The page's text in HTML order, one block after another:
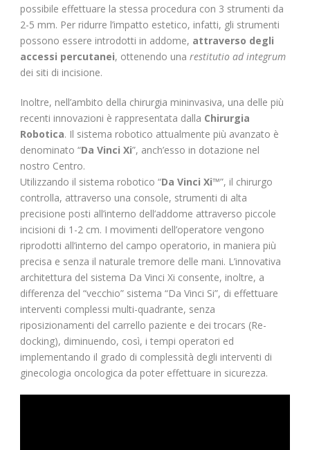
possibile effettuare la stessa procedura con 3 strumenti da
2-5 mm. Per ridurre l’impatto estetico, infatti, gli strumenti
possono essere introdotti in addome, attraverso degli
accessi percutanei, ottenendo una restitutio ad integrum
dei siti di incisione.
Inoltre, nell’ambito della chirurgia mininvasiva, una delle più
recenti innovazioni è rappresentata dalla Chirurgia
Robotica. Il sistema robotico attualmente più avanzato è
denominato “Da Vinci Xi”, anch’esso in dotazione nel
nostro Centro.
Utilizzando il sistema robotico “Da Vinci Xi™”, il chirurgo
controlla, attraverso una console, strumenti di alta
precisione posti all’interno dell’addome attraverso piccole
incisioni di 1-2 cm. I movimenti dell’operatore vengono
riprodotti all’interno del campo operatorio, in maniera più
precisa e senza il naturale tremore delle mani. L’innovativa
architettura del sistema Da Vinci Xi consente, inoltre, a
differenza del “vecchio” sistema “Da Vinci Si”, di effettuare
interventi complessi multi-quadrante, senza
riposizionamenti del carrello paziente e dei trocars (Re-
docking), diminuendo, così, i tempi operatori ed
implementando il grado di complessità degli interventi di
ginecologia oncologica da poter effettuare in sicurezza.